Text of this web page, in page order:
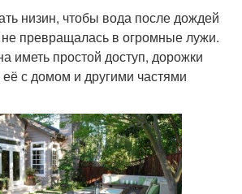
низин, чтобы вода после дождей
не превращалась в огромные лужи.
иметь простой доступ, дорожки
с домом и другими частями